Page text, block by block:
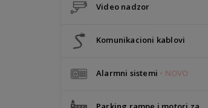
Video nadzor
Komunikacioni kablovi
Alarmni sistemi • NOVO